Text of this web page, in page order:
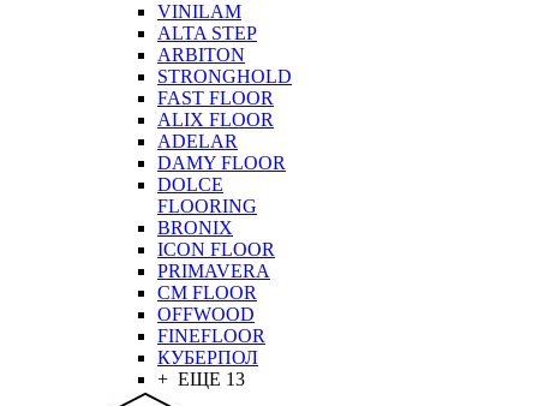
VINILAM
ALTA STEP
ARBITON
STRONGHOLD
FAST FLOOR
ALIX FLOOR
ADELAR
DAMY FLOOR
DOLCE
FLOORING
BRONIX
ICON FLOOR
PRIMAVERA
CM FLOOR
OFFWOOD
FINEFLOOR
КУБЕРПОЛ
+ ЕЩЕ 13